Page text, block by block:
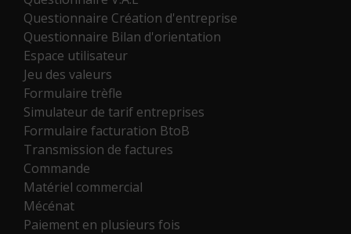
Questionnaire Création d'entreprise
Questionnaire Bilan d'orientation
Espace utilisateur
Jeu des valeurs
Formulaire trèfle
Simulateur de tarif entreprises
Formulaire facturation BtoB
Transmission de factures
Commande
Matériel commercial
Mécénat
Paiement en plusieurs fois